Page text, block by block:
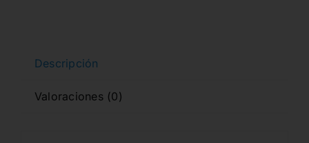
Descripción
Valoraciones (0)